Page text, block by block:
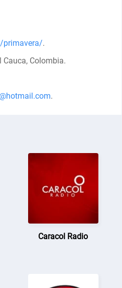
.
Cauca, Colombia.
.
Caracol Radio